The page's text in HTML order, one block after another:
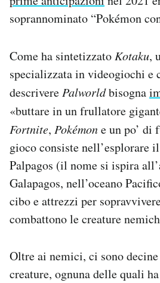
soprannominato “Pokémon
Come ha sintetizzatoKotaku,
specializzata in videogiochi e
descriverePalworldbisogna
«buttare in un frullatore
Fortnite, Pokémone un po’
gioco consiste nell’esplorare
Palpagos (il nome si ispira
Galapagos, nell’oceano
cibo e attrezzi per
combattono le creature
Oltre ai nemici, ci sono
creature, ognuna delle quali